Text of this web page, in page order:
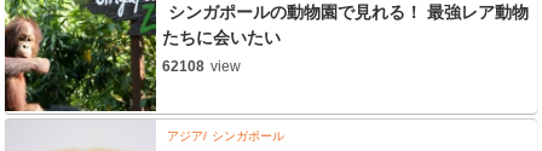
シンガポールの動物園で見れる！ 最強レア動物
たちに会いたい
62108 view
アジア シンガポール